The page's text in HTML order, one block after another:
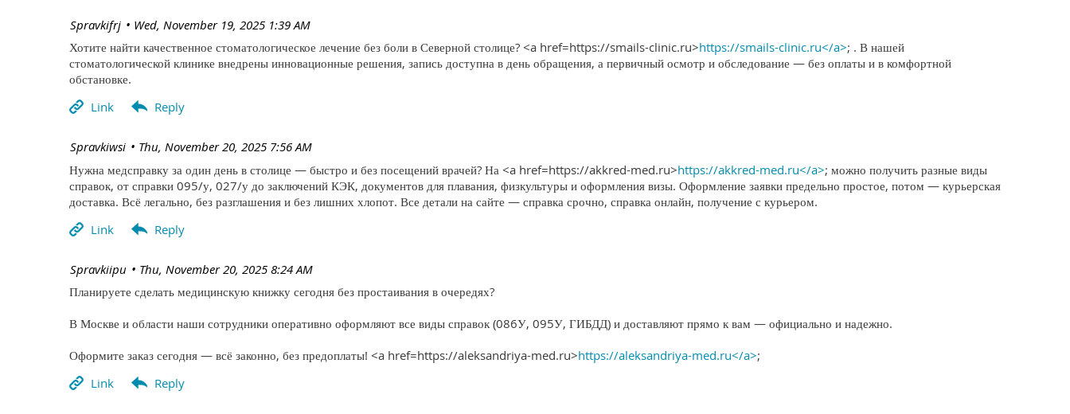
Wed, November 19, 2025 1:39 AM
| Spravkifrj
Хотите найти качественное стоматологическое лечение без боли в Северной столице? <a href=https://smails-clinic.ru>https://smails-clinic.ru</a>; . В нашей
стоматологической клинике внедрены инновационные решения, запись доступна в день обращения, а первичный осмотр и обследование — без оплаты и в комфортной
обстановке.
Thu, November 20, 2025 7:56 AM
| Spravkiwsi
Нужна медсправку за один день в столице — быстро и без посещений врачей? На <a href=https://akkred-med.ru>https://akkred-med.ru</a>; можно получить разные виды
справок, от справки 095/у, 027/у до заключений КЭК, документов для плавания, физкультуры и оформления визы. Оформление заявки предельно простое, потом — курьерская
доставка. Всё легально, без разглашения и без лишних хлопот. Все детали на сайте — справка срочно, справка онлайн, получение с курьером.
Thu, November 20, 2025 8:24 AM
| Spravkiipu
Планируете сделать медицинскую книжку сегодня без простаивания в очередях?
В Москве и области наши сотрудники оперативно оформляют все виды справок (086У, 095У, ГИБДД) и доставляют прямо к вам — официально и надежно.
Оформите заказ сегодня — всё законно, без предоплаты! <a href=https://aleksandriya-med.ru>https://aleksandriya-med.ru</a>;